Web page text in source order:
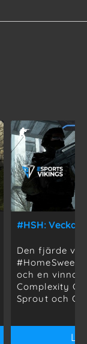
Den fjärde
och en
Complexity
Sprout och